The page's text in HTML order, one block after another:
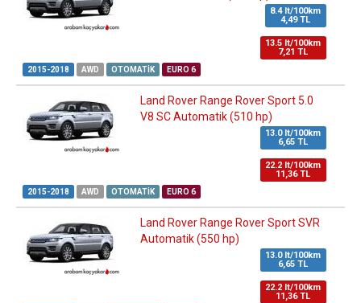
8.4 lt/100km
4,49 TL
13.5 lt/100km
7,21 TL
2015-2018 AWD OTOMATIK EURO 6
Land Rover Range Rover Sport 5.0
V8 SC Automatik (510 hp)
13.0 lt/100km
6,65 TL
22.2 lt/100km
11,36 TL
2015-2018 AWD OTOMATIK EURO 6
Land Rover Range Rover Sport SVR
Automatik (550 hp)
13.0 lt/100km
6,65 TL
22.2 lt/100km
11,36 TL